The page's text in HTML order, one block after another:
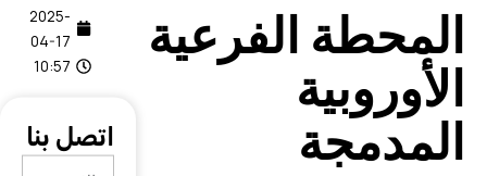
المحطة الفرعية
الأوروبية
المدمجة
2025-
04-17
10:57
اتصل بنا